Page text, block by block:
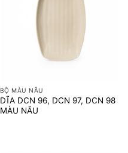
BỘ MÀU NÂU
DĨA DCN 96, DCN 97, DCN 98
MÀU NÂU